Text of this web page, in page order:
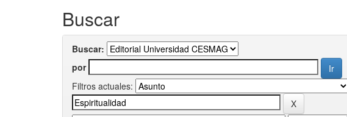
Buscar
Buscar:
por
Filtros actuales: